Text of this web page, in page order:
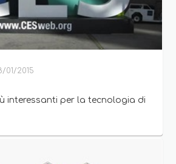
01/2015
interessanti per la tecnologia di